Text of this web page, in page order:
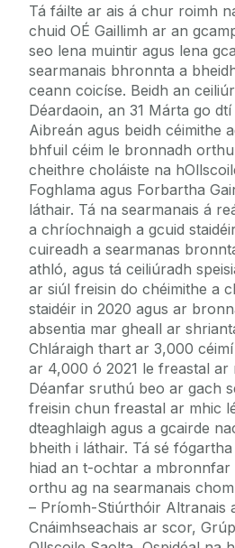
Tá fáilte ar ais á chur roimh
chuid OÉ Gaillimh ar an
seo lena muintir agus lena
searmanais bhronnta a
ceann coicíse. Beidh an
Déardaoin, an 31 Márta go
Aibreán agus beidh céimithe
bhfuil céim le bronnadh
cheithre choláiste na
Foghlama agus Forbartha
láthair. Tá na searmanais á
a chríochnaigh a gcuid
cuireadh a searmanas
athló, agus tá ceiliúradh
ar siúl freisin do chéimithe a
staidéir in 2020 agus ar
absentia mar gheall ar
Chláraigh thart ar 3,000
ar 4,000 ó 2021 le freastal ar
Déanfar sruthú beo ar gach
freisin chun freastal ar mhic
dteaghlaigh agus a gcairde
bheith i láthair. Tá sé fógartha
hiad an t-ochtar a mbronnfar
orthu ag na searmanais
– Príomh-Stiúrthóir Altranais
Cnáimhseachais ar scor,